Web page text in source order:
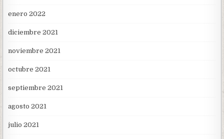
enero 2022
diciembre 2021
noviembre 2021
octubre 2021
septiembre 2021
agosto 2021
julio 2021